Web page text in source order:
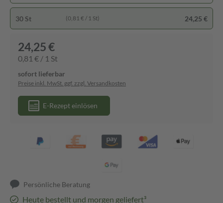
30 St (0,81 € / 1 St) 24,25 €
24,25 €
0,81 € / 1 St
sofort lieferbar
Preise inkl. MwSt. ggf. zzgl. Versandkosten
E-Rezept einlösen
Persönliche Beratung
Heute bestellt und morgen geliefert³